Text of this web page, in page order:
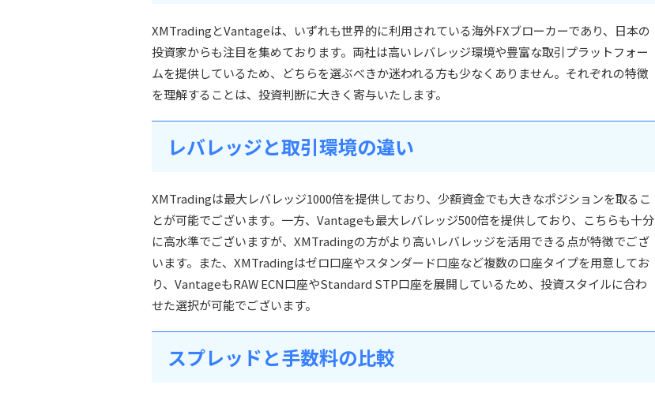
XMTradingとVantageは、いずれも世界的に利用されている海外FXブローカーであり、日本の
投資家からも注目を集めております。両社は高いレバレッジ環境や豊富な取引プラットフォー
ムを提供しているため、どちらを選ぶべきか迷われる方も少なくありません。それぞれの特徴
を理解することは、投資判断に大きく寄与いたします。
レバレッジと取引環境の違い
XMTradingは最大レバレッジ1000倍を提供しており、少額資金でも大きなポジションを取るこ
とが可能でございます。一方、Vantageも最大レバレッジ500倍を提供しており、こちらも十分
に高水準でございますが、XMTradingの方がより高いレバレッジを活用できる点が特徴でござ
います。また、XMTradingはゼロ口座やスタンダード口座など複数の口座タイプを用意してお
り、VantageもRAW ECN口座やStandard STP口座を展開しているため、投資スタイルに合わ
せた選択が可能でございます。
スプレッドと手数料の比較